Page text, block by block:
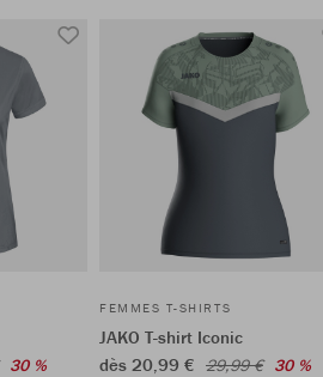
30 %
FEMMES T-SHIRTS
JAKO T-shirt Iconic
dès 20,99 € 29,99 € 30 %